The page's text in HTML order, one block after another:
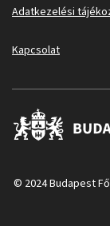
Adatkezelési
Kapcsolat
© 2024 Budapest